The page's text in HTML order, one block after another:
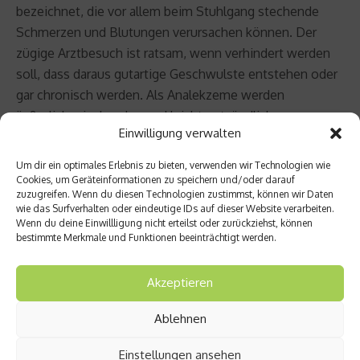
Einwilligung verwalten
Um dir ein optimales Erlebnis zu bieten, verwenden wir Technologien wie
Cookies, um Geräteinformationen zu speichern und/oder darauf
zuzugreifen. Wenn du diesen Technologien zustimmst, können wir Daten
wie das Surfverhalten oder eindeutige IDs auf dieser Website verarbeiten.
Wenn du deine Einwillligung nicht erteilst oder zurückziehst, können
bestimmte Merkmale und Funktionen beeinträchtigt werden.
Akzeptieren
Ablehnen
Einstellungen ansehen
bezeichnet, die vor allem beim Stuhlgang stechende
Schmerzen und Blutungen verursachen können. Der
zügige Arztbesuch ist ratsam, wenn verhindert werden
soll, dass daraus gutartige Geschwulste entstehen oder
gar chronisch werden. Als Analekzeme werden
äußerliche, juckenden und leicht entzündliche
Hautausschläge am After bezeichnet, die oft durch
Hämorrhoidal Beschwerden im Inneren entstehen.
Beitrag teilen
mit